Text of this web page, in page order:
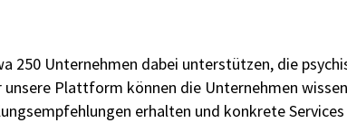
250 Unternehmen dabei unterstützen, die
unsere Plattform können die Unternehmen
erhalten und konkrete